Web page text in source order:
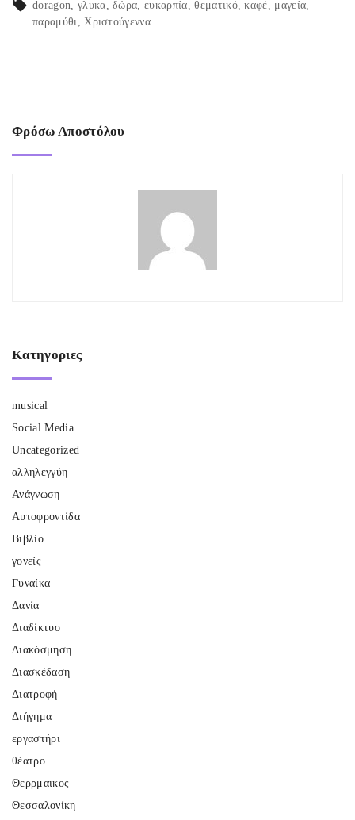
doragon γλυκα δώρα ευκαρπία θεματικό καφέ
μαγεία
παραμύθι
Χριστούγεννα
Φρόσω Αποστόλου
Κατηγοριες
musical
Social Media
Uncategorized
αλληλεγγύη
Ανάγνωση
Αυτοφροντίδα
Βιβλίο
γονείς
Γυναίκα
Δανία
Διαδίκτυο
Διακόσμηση
Διασκέδαση
Διατροφή
Διήγημα
εργαστήρι
θέατρο
Θερρμαικος
Θεσσαλονίκη